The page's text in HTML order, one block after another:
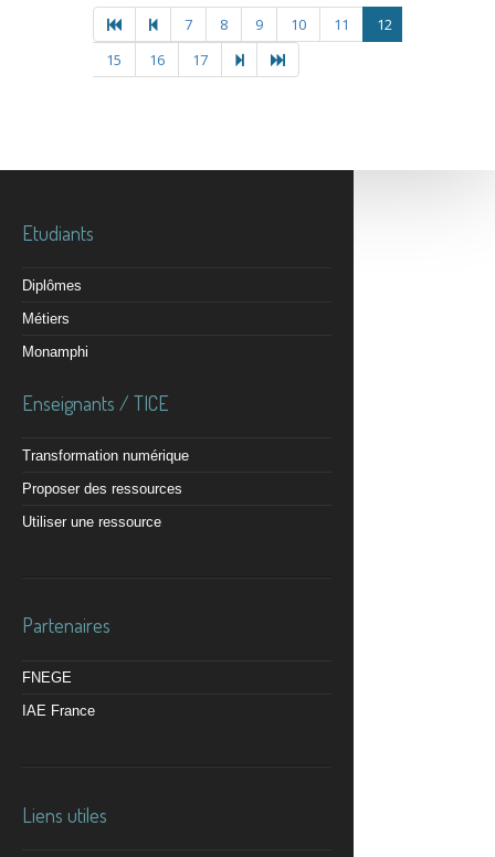
7 8 9 10 11 12
15
16 17
Etudiants
Diplômes
Métiers
Monamphi
Enseignants / TICE
Transformation numérique
Proposer des ressources
Utiliser une ressource
Partenaires
FNEGE
IAE France
Liens utiles